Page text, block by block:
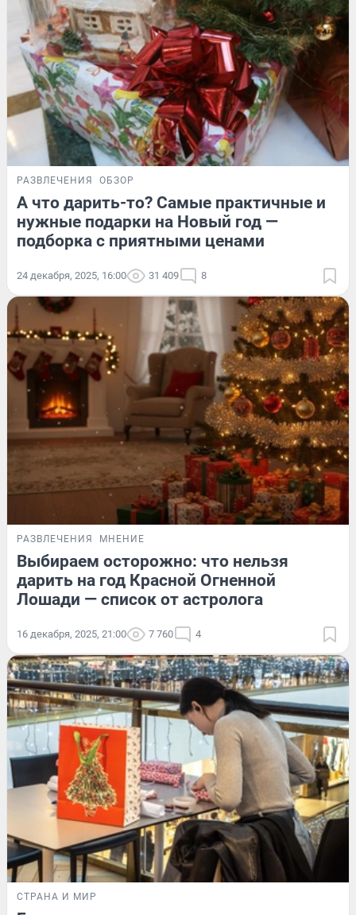
РАЗВЛЕЧЕНИЯ ОБЗОР
А что дарить-то? Самые практичные и
нужные подарки на Новый год —
подборка с приятными ценами
24 декабря, 2025, 16:00 31 409 8
РАЗВЛЕЧЕНИЯ МНЕНИЕ
Выбираем осторожно: что нельзя
дарить на год Красной Огненной
Лошади — список от астролога
16 декабря, 2025, 21:00 7 760 4
СТРАНА И МИР